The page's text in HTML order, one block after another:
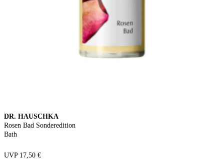
DR. HAUSCHKA
Rosen Bad Sonderedition
Bath
UVP 17,50 €